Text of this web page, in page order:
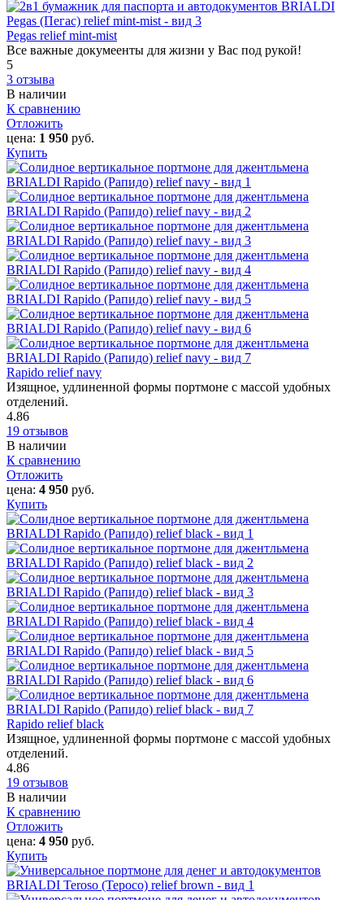
Pegas relief mint-mist
Все важные докумеенты для жизни у Вас под рукой!
5
3 отзыва
В наличии
К сравнению
Отложить
цена: 1 950 руб.
Купить
Rapido relief navy
Изящное, удлиненной формы портмоне с массой удобных
отделений.
4.86
19 отзывов
В наличии
К сравнению
Отложить
цена: 4 950 руб.
Купить
Rapido relief black
Изящное, удлиненной формы портмоне с массой удобных
отделений.
4.86
19 отзывов
В наличии
К сравнению
Отложить
цена: 4 950 руб.
Купить